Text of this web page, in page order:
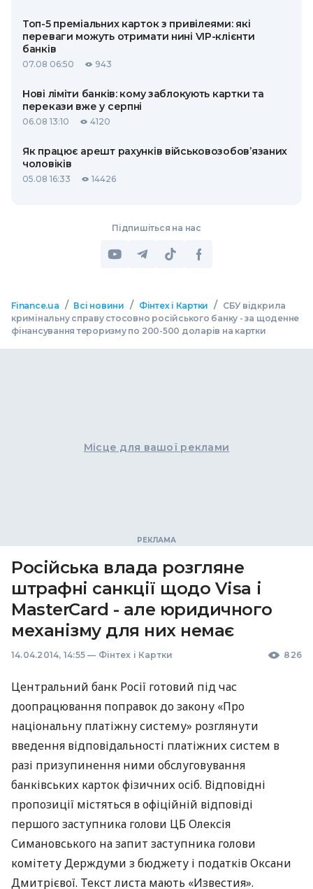
Топ-5 преміальних карток з привілеями: які
переваги можуть отримати нині VIP-клієнти
банків
07.08 06:50 943
Нові ліміти банків: кому заблокують картки та
перекази вже у серпні
06.08 13:10 4120
Як працює арешт рахунків військовозобов’язаних
чоловіків
05.08 16:33 14426
Підпишіться на нас
Finance.ua / Всі новини / Фінтех і Картки /
СБУ відкрила
кримінальну справу стосовно російського банку - за щоденне
фінансування тероризму по 200-500 доларів на картки
Місце для вашої реклами
Російська влада розгляне
штрафні санкції щодо Visa і
MasterCard - але юридичного
механізму для них немає
14.04.2014, 14:55 — Фінтех і Картки 826
Центральний банк Росії готовий під час
доопрацювання поправок до закону «Про
національну платіжну систему» розглянути
введення відповідальності платіжних систем в
разі призупинення ними обслуговування
банківських карток фізичних осіб. Відповідні
пропозиції містяться в офіційній відповіді
першого заступника голови ЦБ Олексія
Симановського на запит заступника голови
комітету Держдуми з бюджету і податків Оксани
Дмитрієвої. Текст листа мають «Известия».